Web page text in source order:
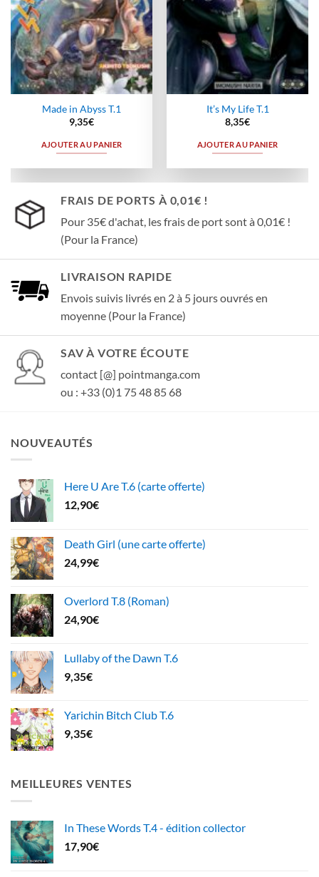
Made in Abyss T.1
9,35€
AJOUTER AU PANIER
It’s My Life T.1
8,35€
AJOUTER AU PANIER
FRAIS DE PORTS À 0,01€ !
Pour 35€ d'achat, les frais de port sont à 0,01€ !
(Pour la France)
LIVRAISON RAPIDE
Envois suivis livrés en 2 à 5 jours ouvrés en
moyenne (Pour la France)
SAV À VOTRE ÉCOUTE
contact [@] pointmanga.com
ou : +33 (0)1 75 48 85 68
NOUVEAUTÉS
Here U Are T.6 (carte offerte)
12,90€
Death Girl (une carte offerte)
24,99€
Overlord T.8 (Roman)
24,90€
Lullaby of the Dawn T.6
9,35€
Yarichin Bitch Club T.6
9,35€
MEILLEURES VENTES
In These Words T.4 - édition collector
17,90€